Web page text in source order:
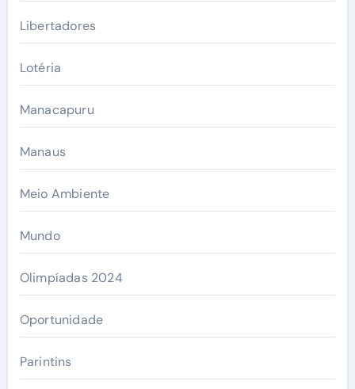
Libertadores
Lotéria
Manacapuru
Manaus
Meio Ambiente
Mundo
Olimpíadas 2024
Oportunidade
Parintins